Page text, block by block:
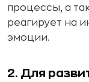
процессы, а
реагирует на
эмоции.
2. Для